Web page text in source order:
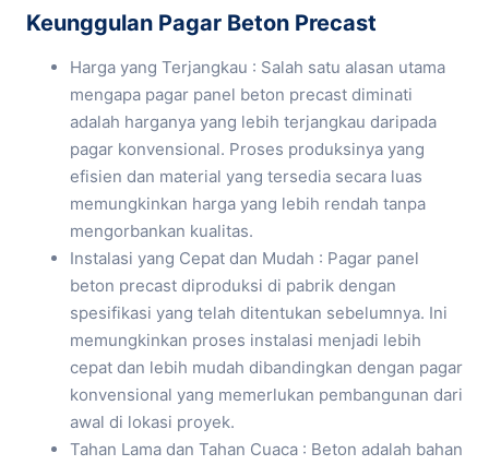
Keunggulan Pagar Beton Precast
Harga yang Terjangkau : Salah satu alasan utama
mengapa pagar panel beton precast diminati
adalah harganya yang lebih terjangkau daripada
pagar konvensional. Proses produksinya yang
efisien dan material yang tersedia secara luas
memungkinkan harga yang lebih rendah tanpa
mengorbankan kualitas.
Instalasi yang Cepat dan Mudah : Pagar panel
beton precast diproduksi di pabrik dengan
spesifikasi yang telah ditentukan sebelumnya. Ini
memungkinkan proses instalasi menjadi lebih
cepat dan lebih mudah dibandingkan dengan pagar
konvensional yang memerlukan pembangunan dari
awal di lokasi proyek.
Tahan Lama dan Tahan Cuaca : Beton adalah bahan